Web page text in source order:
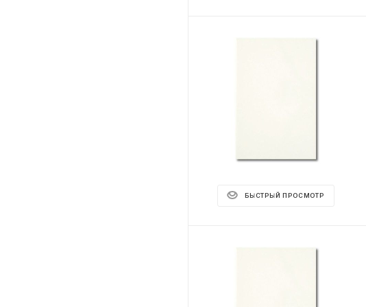
БЫСТРЫЙ ПРОСМОТР